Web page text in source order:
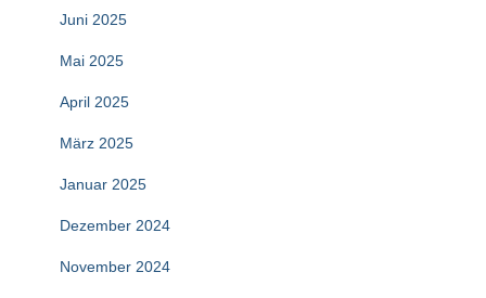
Juni 2025
Mai 2025
April 2025
März 2025
Januar 2025
Dezember 2024
November 2024